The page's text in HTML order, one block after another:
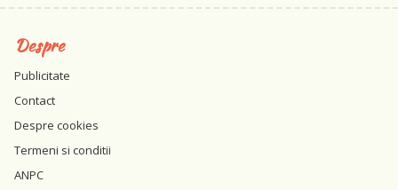
Despre
Publicitate
Contact
Despre cookies
Termeni si conditii
ANPC